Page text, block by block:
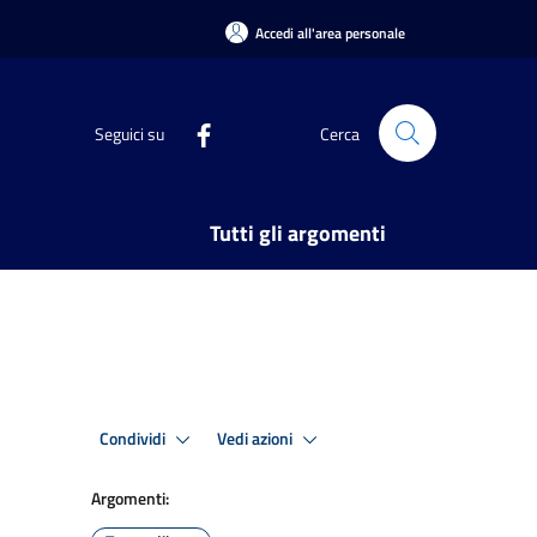
Accedi all'area personale
Seguici su Cerca
Tutti gli argomenti
Condividi Vedi azioni
Argomenti: